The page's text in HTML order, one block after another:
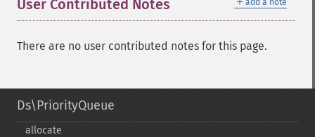
add a note
User Contributed Notes
There are no user contributed notes for this page.
Ds\PriorityQueue
allocate